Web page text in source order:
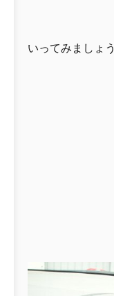
いってみましょう